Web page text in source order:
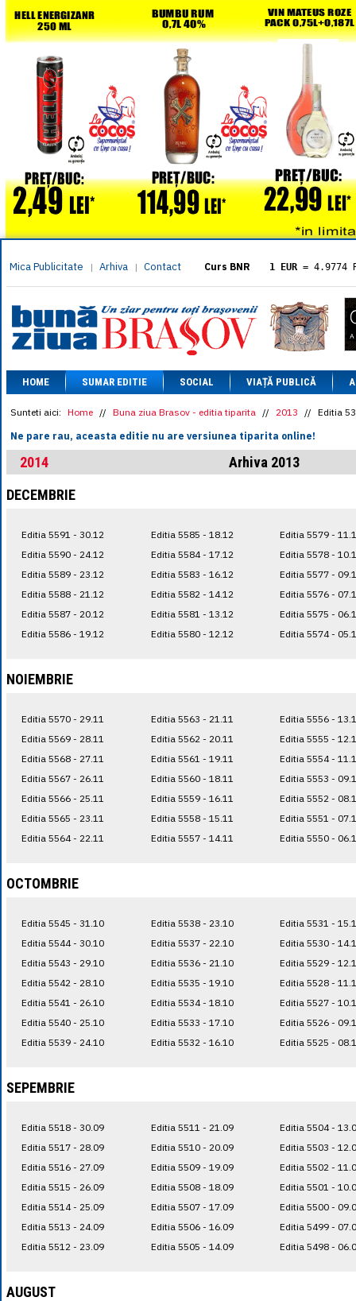
Mica Publicitate | Arhiva | Contact Curs BNR 1 EUR = 4.9774
= 5.8304
1 XAU= 464.4611
1 AED= 1.1933
1 AUD= 2.7957
1 BGN= 2.5449
1 CAD= 3.1559
1 CHF= 5.2813
1 CNY = 0.6015
1 DKK= 0.6668
1 EGP= 0.0860
1 HUF= 1.2223
1 MXN= 0.2227
1 NOK= 0.4191
1 RSD= 0.0425
1 RUB= 0.0530
1 TRY= 0.1141
HOME SUMAR EDITIE SOCIAL VIAȚĂ PUBLICĂ
Sunteti aici: Home // Buna ziua Brasov - editia tiparita // 2013 // Editia
Ne pare rau, aceasta editie nu are versiunea tiparita online!
2014
Arhiva 2013
DECEMBRIE
Editia 5591 - 30.12
Editia 5590 - 24.12
Editia 5589 - 23.12
Editia 5588 - 21.12
Editia 5587 - 20.12
Editia 5586 - 19.12
Editia 5585 - 18.12
Editia 5584 - 17.12
Editia 5583 - 16.12
Editia 5582 - 14.12
Editia 5581 - 13.12
Editia 5580 - 12.12
Editia 5579 -
Editia 5578 -
Editia 5577 -
Editia 5576 -
Editia 5575 -
Editia 5574 -
NOIEMBRIE
Editia 5570 - 29.11
Editia 5569 - 28.11
Editia 5568 - 27.11
Editia 5567 - 26.11
Editia 5566 - 25.11
Editia 5565 - 23.11
Editia 5564 - 22.11
Editia 5563 - 21.11
Editia 5562 - 20.11
Editia 5561 - 19.11
Editia 5560 - 18.11
Editia 5559 - 16.11
Editia 5558 - 15.11
Editia 5557 - 14.11
Editia 5556 -
Editia 5555 -
Editia 5554 -
Editia 5553 -
Editia 5552 -
Editia 5551 -
Editia 5550 -
OCTOMBRIE
Editia 5545 - 31.10
Editia 5544 - 30.10
Editia 5543 - 29.10
Editia 5542 - 28.10
Editia 5541 - 26.10
Editia 5540 - 25.10
Editia 5539 - 24.10
Editia 5538 - 23.10
Editia 5537 - 22.10
Editia 5536 - 21.10
Editia 5535 - 19.10
Editia 5534 - 18.10
Editia 5533 - 17.10
Editia 5532 - 16.10
Editia 5531 -
Editia 5530 -
Editia 5529 -
Editia 5528 -
Editia 5527 -
Editia 5526 -
Editia 5525 -
SEPEMBRIE
Editia 5518 - 30.09
Editia 5517 - 28.09
Editia 5516 - 27.09
Editia 5515 - 26.09
Editia 5514 - 25.09
Editia 5513 - 24.09
Editia 5512 - 23.09
Editia 5511 - 21.09
Editia 5510 - 20.09
Editia 5509 - 19.09
Editia 5508 - 18.09
Editia 5507 - 17.09
Editia 5506 - 16.09
Editia 5505 - 14.09
Editia 5504 -
Editia 5503 -
Editia 5502 -
Editia 5501 -
Editia 5500 -
Editia 5499 -
Editia 5498 -
AUGUST